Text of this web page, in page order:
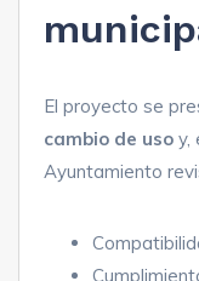
El proyecto se
cambio de uso y,
Ayuntamiento